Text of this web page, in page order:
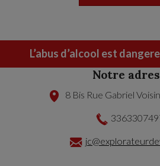
L’abus d’alcool est
Notre
8 Bis Rue Gabriel Voisin